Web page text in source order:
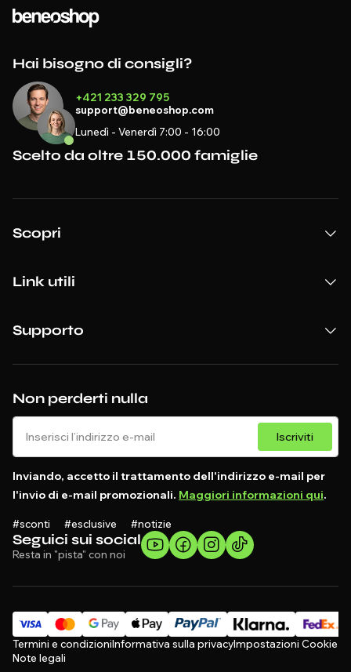
Seguici sui social
Resta in "pista" con noi
Non perderti nulla
Iscriviti
Inviando, accetto il trattamento dell'indirizzo e-mail per
l'invio di e-mail promozionali. Maggiori informazioni qui.
#sconti #esclusive #notizie
Hai bisogno di consigli?
+421 233 329 795
support@beneoshop.com
Lunedì - Venerdì 7:00 - 16:00
Scelto da oltre 150.000 famiglie
Scopri
Link utili
Supporto
Termini e condizioniInformativa sulla privacyImpostazioni Cookie
Note legali